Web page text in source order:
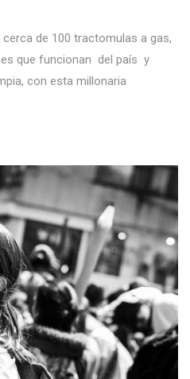
de 100 tractomulas a gas,
que funcionan del país y
con esta millonaria